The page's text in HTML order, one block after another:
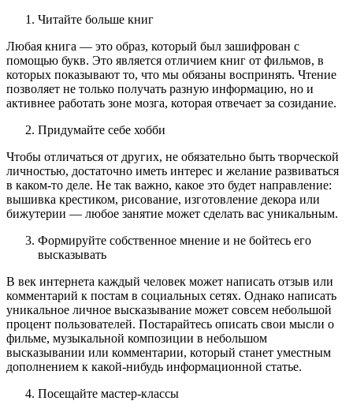
Читайте больше книг
Любая книга — это образ, который был зашифрован с
помощью букв. Это является отличием книг от фильмов, в
которых показывают то, что мы обязаны воспринять. Чтение
позволяет не только получать разную информацию, но и
активнее работать зоне мозга, которая отвечает за созидание.
Придумайте себе хобби
Чтобы отличаться от других, не обязательно быть творческой
личностью, достаточно иметь интерес и желание развиваться
в каком-то деле. Не так важно, какое это будет направление:
вышивка крестиком, рисование, изготовление декора или
бижутерии — любое занятие может сделать вас уникальным.
Формируйте собственное мнение и не бойтесь его
высказывать
В век интернета каждый человек может написать отзыв или
комментарий к постам в социальных сетях. Однако написать
уникальное личное высказывание может совсем небольшой
процент пользователей. Постарайтесь описать свои мысли о
фильме, музыкальной композиции в небольшом
высказывании или комментарии, который станет уместным
дополнением к какой-нибудь информационной статье.
Посещайте мастер-классы